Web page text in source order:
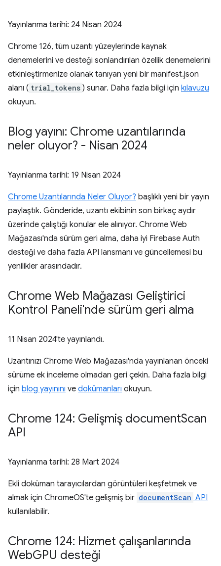
Yayınlanma tarihi: 24 Nisan 2024
Chrome 126, tüm uzantı yüzeylerinde kaynak
denemelerini ve desteği sonlandırılan özellik denemelerini
etkinleştirmenize olanak tanıyan yeni bir manifest.json
alanı ( trial_tokens ) sunar. Daha fazla bilgi için kılavuzu
okuyun.
Blog yayını: Chrome uzantılarında
neler oluyor? - Nisan 2024
Yayınlanma tarihi: 19 Nisan 2024
Chrome Uzantılarında Neler Oluyor? başlıklı yeni bir yayın
paylaştık. Gönderide, uzantı ekibinin son birkaç aydır
üzerinde çalıştığı konular ele alınıyor. Chrome Web
Mağazası'nda sürüm geri alma, daha iyi Firebase Auth
desteği ve daha fazla API lansmanı ve güncellemesi bu
yenilikler arasındadır.
Chrome Web Mağazası Geliştirici
Kontrol Paneli'nde sürüm geri alma
11 Nisan 2024'te yayınlandı.
Uzantınızı Chrome Web Mağazası'nda yayınlanan önceki
sürüme ek inceleme olmadan geri çekin. Daha fazla bilgi
için blog yayınını ve dokümanları okuyun.
Chrome 124: Gelişmiş documentScan
API
Yayınlanma tarihi: 28 Mart 2024
Ekli doküman tarayıcılardan görüntüleri keşfetmek ve
almak için ChromeOS'te gelişmiş bir documentScan API
kullanılabilir.
Chrome 124: Hizmet çalışanlarında
WebGPU desteği